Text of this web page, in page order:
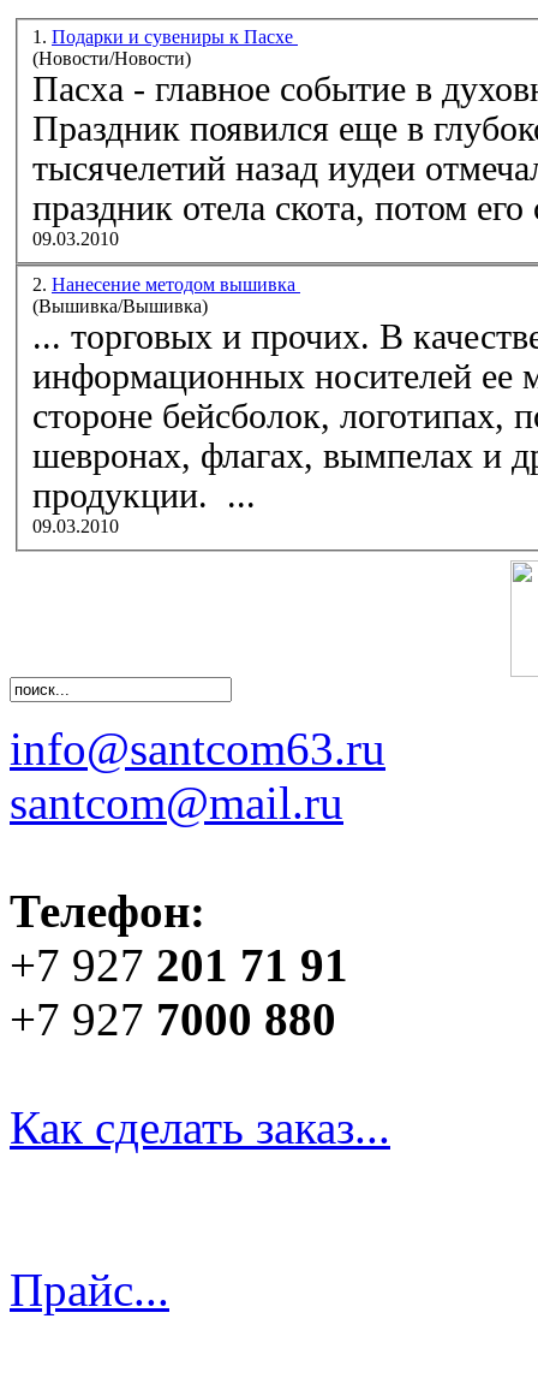
1. Подарки и сувениры к Пасхе
(Новости/Новости)
Пасха - главное событие в
Праздник появился еще в
тысячелетий назад иудеи
праздник отела скота, потом
09.03.2010
2. Нанесение методом вышивка
(Вышивка/Вышивка)
... торговых и прочих. В
информационных носителей ее
стороне бейсболок, логотипах,
шевронах, флагах, вымпелах и
продукции. ...
09.03.2010
info@santcom63.ru
santcom@mail.ru
Телефон:
+7 927 201 71 91
+7 927 7000 880
Как сделать заказ...
Прайс...